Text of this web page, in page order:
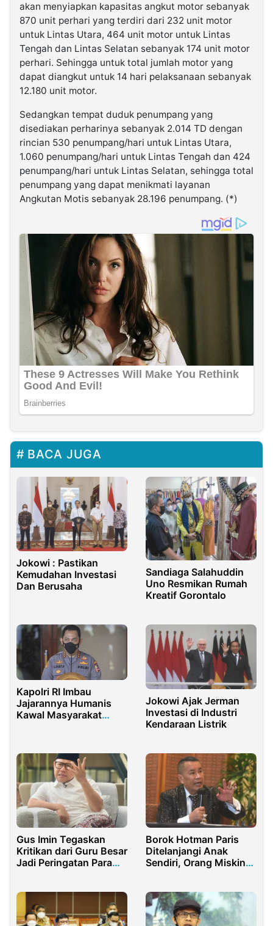
akan menyiapkan kapasitas angkut motor sebanyak
870 unit perhari yang terdiri dari 232 unit motor
untuk Lintas Utara, 464 unit motor untuk Lintas
Tengah dan Lintas Selatan sebanyak 174 unit motor
perhari. Sehingga untuk total jumlah motor yang
dapat diangkut untuk 14 hari pelaksanaan sebanyak
12.180 unit motor.
Sedangkan tempat duduk penumpang yang
disediakan perharinya sebanyak 2.014 TD dengan
rincian 530 penumpang/hari untuk Lintas Utara,
1.060 penumpang/hari untuk Lintas Tengah dan 424
penumpang/hari untuk Lintas Selatan, sehingga total
penumpang yang dapat menikmati layanan
Angkutan Motis sebanyak 28.196 penumpang. (*)
BACA JUGA
Jokowi : Pastikan
Kemudahan Investasi
Dan Berusaha
Sandiaga Salahuddin
Uno Resmikan Rumah
Kreatif Gorontalo
Kapolri RI Imbau
Jajarannya Humanis
Kawal Masyarakat
Jokowi Ajak Jerman
Investasi di Industri
Kendaraan Listrik
Gus Imin Tegaskan
Kritikan dari Guru Besar
Jadi Peringatan Para
Borok Hotman Paris
Ditelanjangi Anak
Sendiri, Orang Miskin